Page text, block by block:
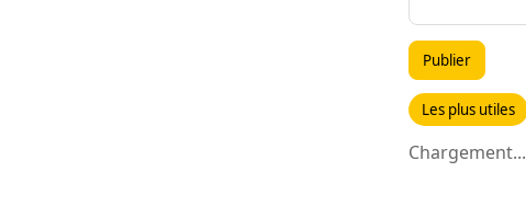
Publier
Les plus utiles
Chargement...